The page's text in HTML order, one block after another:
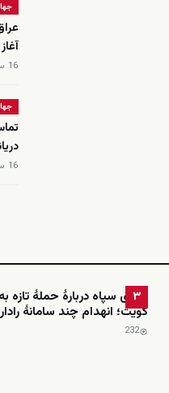
16 ساعت پیش
16 ساعت پیش
۳
ادعای سپاه دربارهٔ حملهٔ تازه
کویت؛ انهدام چند سامانهٔ
232